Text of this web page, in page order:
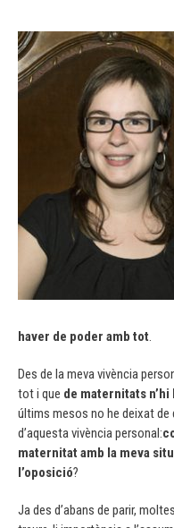
haver de poder amb tot.
Des de la meva vivència
tot i que de maternitats
últims mesos no he deixat de
d’aquesta vivència personal:
maternitat amb la meva
l’oposició?
Ja des d’abans de parir,